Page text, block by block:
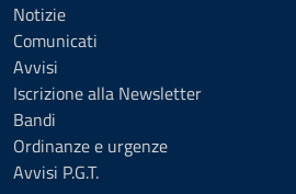
Notizie
Comunicati
Avvisi
Iscrizione alla Newsletter
Bandi
Ordinanze e urgenze
Avvisi P.G.T.